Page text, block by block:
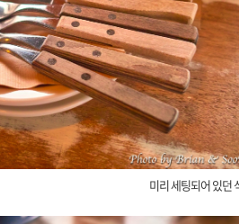
미리 세팅되어 있던